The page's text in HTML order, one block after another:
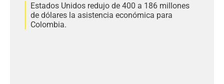
Estados Unidos redujo de 400 a 186 millones
de dólares la asistencia económica para
Colombia.